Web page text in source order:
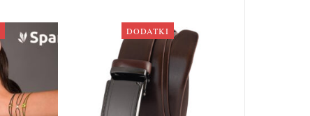
DODATKI